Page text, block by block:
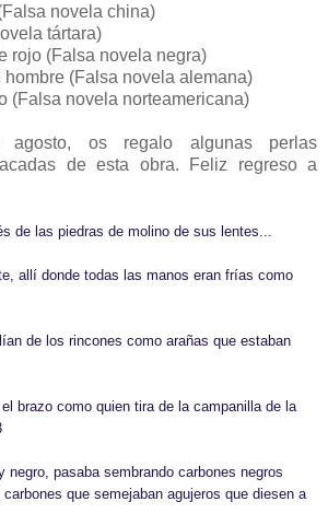
novela china)
tártara)
rojo (Falsa novela negra)
hombre (Falsa novela alemana)
(Falsa novela norteamericana)
agosto, os regalo algunas perlas
de esta obra. Feliz regreso a
de las piedras de molino de sus lentes...
allí donde todas las manos eran frías como
de los rincones como arañas que estaban
brazo como quien tira de la campanilla de la
negro, pasaba sembrando carbones negros
que semejaban agujeros que diesen a